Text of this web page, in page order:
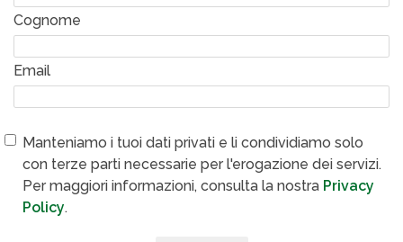
Cognome
Email
Manteniamo i tuoi dati privati e li condividiamo solo
con terze parti necessarie per l'erogazione dei servizi.
Per maggiori informazioni, consulta la nostra Privacy
Policy.